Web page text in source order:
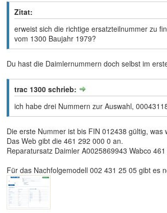
Zitat:
erweist sich die richtige ersatzteilnummer zu
vom 1300 Baujahr 1979?
Du hast die Daimlernummern doch selbst im
trac 1300 schrieb:
ich habe drei Nummern zur Auswahl,
Die erste Nummer ist bis FIN 012438 gültig,
Das Web gibt die 461 292 000 0 an.
Reparatursatz Daimler A0025869943 Wabco
Für das Nachfolgemodell 002 431 25 05 gibt es